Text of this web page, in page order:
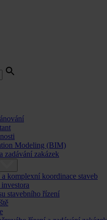
Modeling (BIM)
zadávání zakázek
komplexní koordinace staveb
stavebního řízení